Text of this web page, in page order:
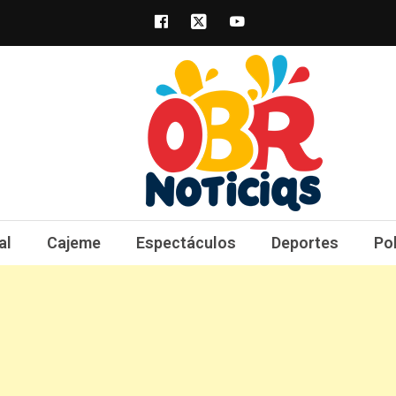
obrnoticias.com
obr noticias noticias, entretenimiento y
Cajeme Espectáculos Deportes